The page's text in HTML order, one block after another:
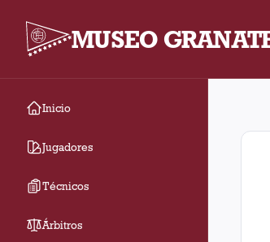
MUSEO
Inicio
Jugadores
Técnicos
Árbitros